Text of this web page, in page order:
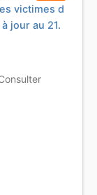
victimes d
jour au 21.